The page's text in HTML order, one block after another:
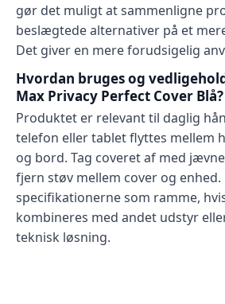
gør det muligt at sammenligne
beslægtede alternativer på et
Det giver en mere forudsigelig
Hvordan bruges og
Max Privacy Perfect Cover Blå?
Produktet er relevant til daglig
telefon eller tablet flyttes mellem
og bord. Tag coveret af med
fjern støv mellem cover og
specifikationerne som ramme,
kombineres med andet udstyr
teknisk løsning.